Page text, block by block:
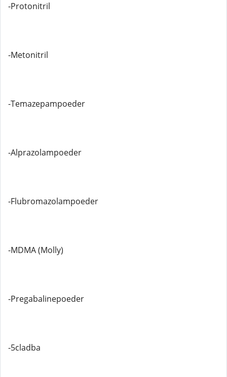
-Protonitril
-Metonitril
-Temazepampoeder
-Alprazolampoeder
-Flubromazolampoeder
-MDMA (Molly)
-Pregabalinepoeder
-5cladba